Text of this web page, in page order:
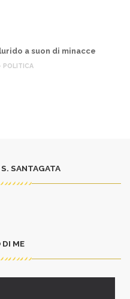
a suon di minacce
POLITICA
SANTAGATA
DI ME